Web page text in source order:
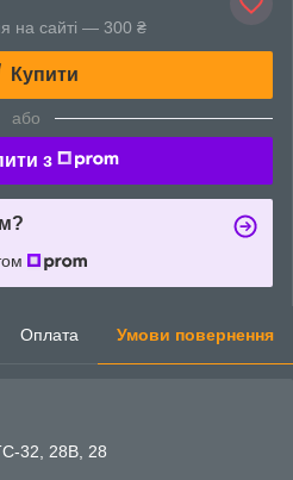
на сайті — 300 ₴
Купити
або
з
Оплата Умови повернення
32, 28B, 28